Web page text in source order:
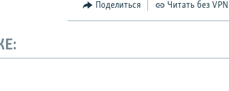
Поделиться Читать без VPN